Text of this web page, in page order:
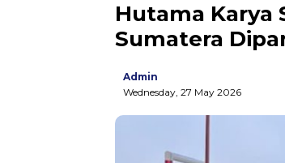
Hutama Karya
Sumatera
Admin
Wednesday, 27 May 2026